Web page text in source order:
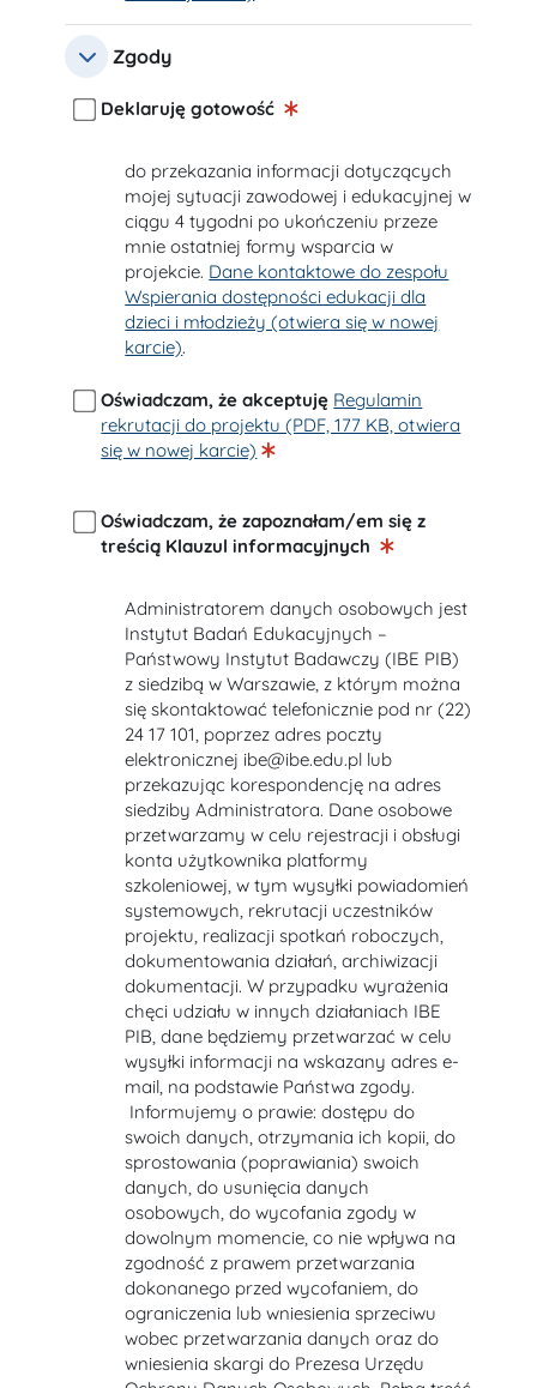
Zgody
ZgodyZgody
Deklaruję gotowość
do przekazania informacji dotyczących
mojej sytuacji zawodowej i edukacyjnej w
ciągu 4 tygodni po ukończeniu przeze
mnie ostatniej formy wsparcia w
projekcie. Dane kontaktowe do zespołu
Wspierania dostępności edukacji dla
dzieci i młodzieży (otwiera się w nowej
karcie).
Oświadczam, że akceptuję Regulamin
rekrutacji do projektu (PDF, 177 KB, otwiera
się w nowej karcie)
Oświadczam, że zapoznałam/em się z
treścią Klauzul informacyjnych
Administratorem danych osobowych jest
Instytut Badań Edukacyjnych –
Państwowy Instytut Badawczy (IBE PIB)
z siedzibą w Warszawie, z którym można
się skontaktować telefonicznie pod nr (22)
24 17 101, poprzez adres poczty
elektronicznej ibe@ibe.edu.pl lub
przekazując korespondencję na adres
siedziby Administratora. Dane osobowe
przetwarzamy w celu rejestracji i obsługi
konta użytkownika platformy
szkoleniowej, w tym wysyłki powiadomień
systemowych, rekrutacji uczestników
projektu, realizacji spotkań roboczych,
dokumentowania działań, archiwizacji
dokumentacji. W przypadku wyrażenia
chęci udziału w innych działaniach IBE
PIB, dane będziemy przetwarzać w celu
wysyłki informacji na wskazany adres e-
mail, na podstawie Państwa zgody.
Informujemy o prawie: dostępu do
swoich danych, otrzymania ich kopii, do
sprostowania (poprawiania) swoich
danych, do usunięcia danych
osobowych, do wycofania zgody w
dowolnym momencie, co nie wpływa na
zgodność z prawem przetwarzania
dokonanego przed wycofaniem, do
ograniczenia lub wniesienia sprzeciwu
wobec przetwarzania danych oraz do
wniesienia skargi do Prezesa Urzędu